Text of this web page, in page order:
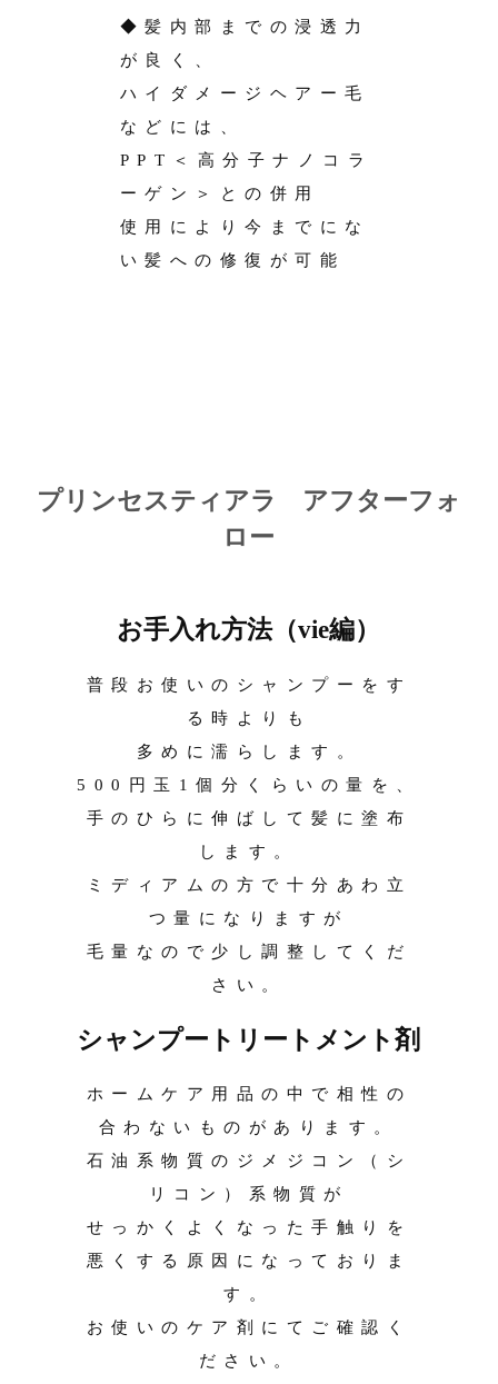
◆髪内部までの浸透力
が良く、
ハイダメージヘアー毛
などには、
PPT＜高分子ナノコラ
ーゲン＞との併用
使用により今までにな
い髪への修復が可能
プリンセスティアラ アフターフォ
ロー
お手入れ方法（vie編）
普段お使いのシャンプーをす
る時よりも
多めに濡らします。
500円玉1個分くらいの量を、
手のひらに伸ばして髪に塗布
します。
ミディアムの方で十分あわ立
つ量になりますが
毛量なので少し調整してくだ
さい。
シャンプートリートメント剤
ホームケア用品の中で相性の
合わないものがあります。
石油系物質のジメジコン（シ
リコン）系物質が
せっかくよくなった手触りを
悪くする原因になっておりま
す。
お使いのケア剤にてご確認く
ださい。